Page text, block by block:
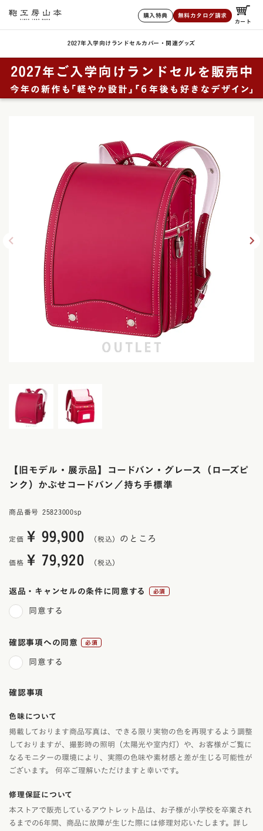
購入特典 無料カタログ請求
カート
2027年入学向けランドセル カバー・関連グッズ
【旧モデル・展示品】コードバン・グレース（ローズピ
ンク）かぶせコードバン／持ち手標準
商品番号 25823000sp
定価 ¥ 99,900 のところ
価格 ¥ 79,920
返品・キャンセルの条件に同意する
同意する
確認事項への同意
同意する
確認事項
色味について
掲載しております商品写真は、できる限り実物の色を再現するよう調整
しておりますが、撮影時の照明（太陽光や室内灯）や、お客様がご覧に
なるモニターの環境により、実際の色味や素材感と差が生じる可能性が
ございます。 何卒ご理解いただけますと幸いです。
修理保証について
本ストアで販売しているアウトレット品は、お子様が小学校を卒業され
るまでの6年間、商品に故障が生じた際には修理対応いたします。詳し